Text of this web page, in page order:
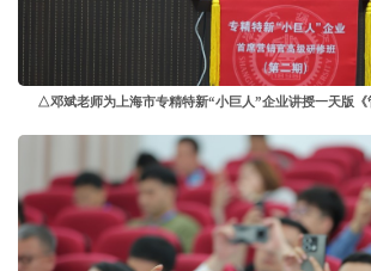
△邓斌老师为上海市专精特新“小巨人”企业讲授一天版《